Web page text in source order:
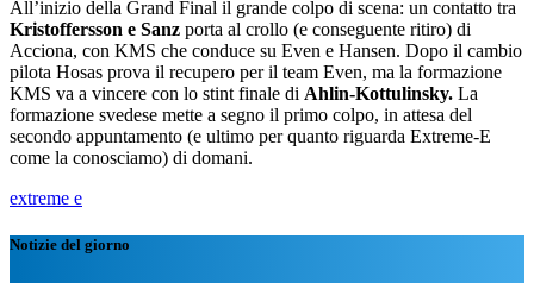
All’inizio della Grand Final il grande colpo di scena: un contatto tra
Kristoffersson e Sanz porta al crollo (e conseguente ritiro) di
Acciona, con KMS che conduce su Even e Hansen. Dopo il cambio
pilota Hosas prova il recupero per il team Even, ma la formazione
KMS va a vincere con lo stint finale di Ahlin-Kottulinsky. La
formazione svedese mette a segno il primo colpo, in attesa del
secondo appuntamento (e ultimo per quanto riguarda Extreme-E
come la conosciamo) di domani.
extreme e
Notizie del giorno